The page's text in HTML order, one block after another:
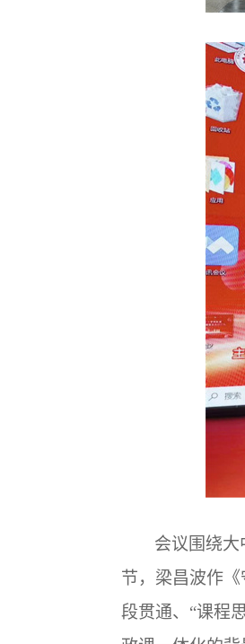
会议围绕
节，梁昌波作《
段贯通、“课程